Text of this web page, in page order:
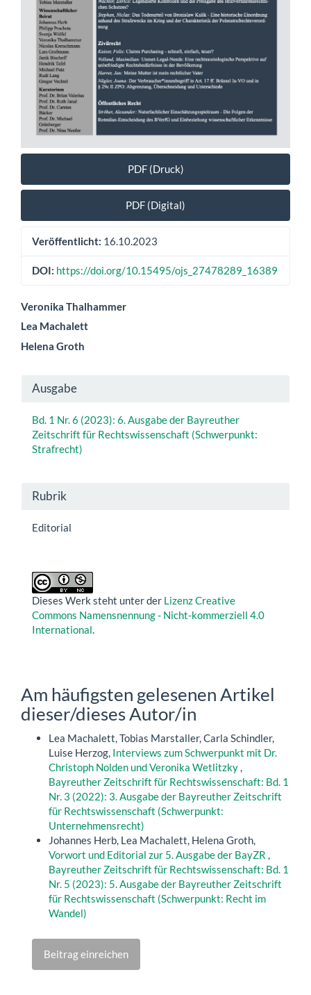
PDF (Druck)
PDF (Digital)
Veröffentlicht: 16.10.2023
DOI: https://doi.org/10.15495/ojs_27478289_16389
Hauptsächlicher
Artikelinhalt
Veronika Thalhammer
Lea Machalett
Helena Groth
Artikel-
Details
Ausgabe
Bd. 1 Nr. 6 (2023): 6. Ausgabe der Bayreuther
Zeitschrift für Rechtswissenschaft (Schwerpunkt:
Strafrecht)
Rubrik
Editorial
Dieses Werk steht unter der Lizenz Creative
Commons Namensnennung - Nicht-kommerziell 4.0
International.
Am häufigsten gelesenen Artikel
dieser/dieses Autor/in
Lea Machalett, Tobias Marstaller, Carla Schindler,
Luise Herzog, Interviews zum Schwerpunkt mit Dr.
Christoph Nolden und Veronika Wetlitzky,
Bayreuther Zeitschrift für Rechtswissenschaft: Bd. 1
Nr. 3 (2022): 3. Ausgabe der Bayreuther Zeitschrift
für Rechtswissenschaft (Schwerpunkt:
Unternehmensrecht)
Johannes Herb, Lea Machalett, Helena Groth,
Vorwort und Editorial zur 5. Ausgabe der BayZR ,
Bayreuther Zeitschrift für Rechtswissenschaft: Bd. 1
Nr. 5 (2023): 5. Ausgabe der Bayreuther Zeitschrift
für Rechtswissenschaft (Schwerpunkt: Recht im
Wandel)
Beitrag einreichen